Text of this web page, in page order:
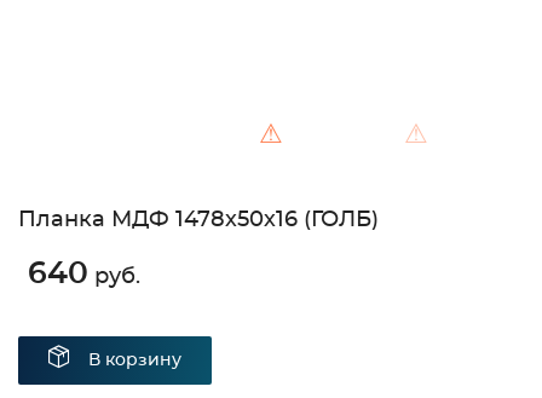
⚠ ⚠
Планка МДФ 1478х50х16 (ГОЛБ)
640 руб.
В корзину